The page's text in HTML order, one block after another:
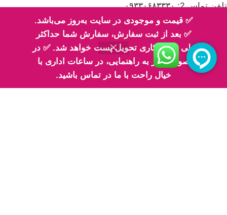
✅ قیمت و موجودی در سایت به‌روز می‌باشد.
✅ بعد از ثبت سفارش، سفارش شما حداکثر
طی 2 روز کاری تحویل پست خواهد شد. ✅ در
صورت نیاز به راهنمایی، در ساعات اداری با
خیال راحت با ما در تماس باشید.
تلفن تماس 2: ۰۹۳۳۰۶۸۳۳۳۰
اینماد